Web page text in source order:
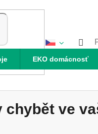
EKO domácnosť
chybět ve